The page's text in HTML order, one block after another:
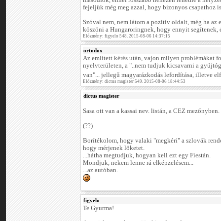
fejeljük még meg azzal, hogy bizonyos csapathoz
Szóval nem, nem látom a pozitív oldalt, még ha az
köszöni a Hungaroringnek, hogy ennyit segítenek,
Előzmény: figyelo 548. 2015-08-06 14:37:15
ortodox
Az említett kérés után, vajon milyen problémákat
nyelvterületen, a "..nem tudjuk kicsavarni a
van"... jellegű magyarázkodás lefordítása, illetve
Előzmény: dictus magister 549. 2015-08-06 18:44:53
dictus magister
Sasa ott van a kassai nev. listán, a CEZ mezőnyben.
(??)
Borítékolom, hogy valaki "megkéri" a szlovák
hogy mérjenek löketet.
...hátha megtudjuk, hogyan kell ezt egy Fiestán.
Mondjuk, nekem lenne rá elképzelésem...
...az autóban.
figyelo
Te Gyurma!